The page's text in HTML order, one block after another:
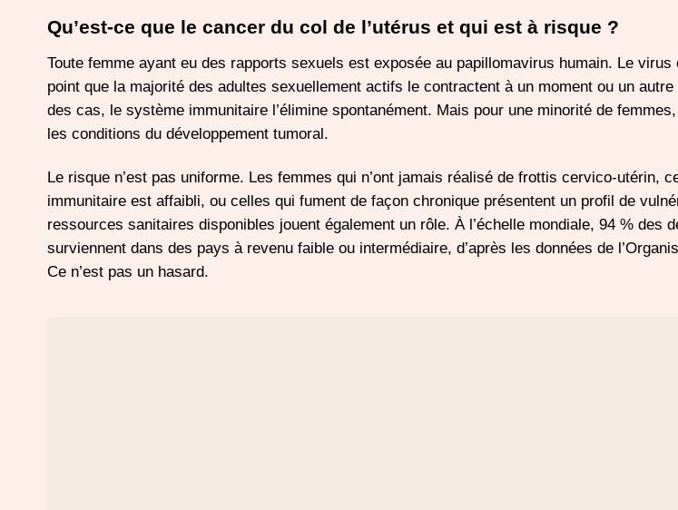
Qu’est-ce que le cancer du col de l’utérus et qui est à risque ?
Toute femme ayant eu des rapports sexuels est exposée au papillomavirus humain. Le
point que la majorité des adultes sexuellement actifs le contractent à un moment ou un
des cas, le système immunitaire l’élimine spontanément. Mais pour une minorité de
les conditions du développement tumoral.
Le risque n’est pas uniforme. Les femmes qui n’ont jamais réalisé de frottis cervico-utérin,
immunitaire est affaibli, ou celles qui fument de façon chronique présentent un profil de
ressources sanitaires disponibles jouent également un rôle. À l’échelle mondiale, 94 % des
surviennent dans des pays à revenu faible ou intermédiaire, d’après les données de
Ce n’est pas un hasard.